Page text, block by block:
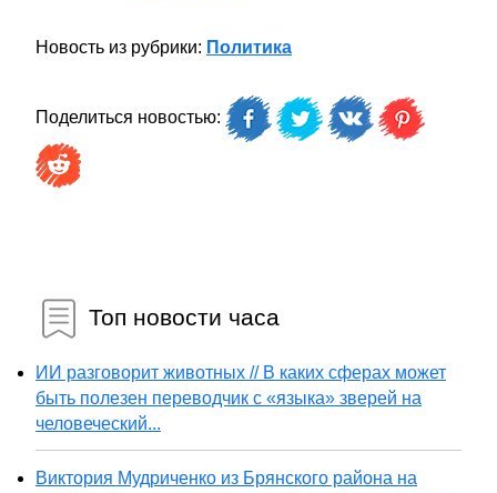
Новость из рубрики: Политика
Поделиться новостью:
Топ новости часа
ИИ разговорит животных // В каких сферах может
быть полезен переводчик с «языка» зверей на
человеческий...
Виктория Мудриченко из Брянского района на